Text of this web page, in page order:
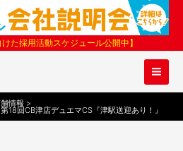
た採用活動スケジュール公開中】
情報
18回CB津店デュエマCS『津駅送迎あり！』